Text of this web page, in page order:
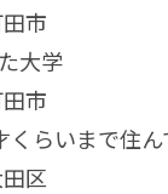
市
大学
市
くらいまで住
区